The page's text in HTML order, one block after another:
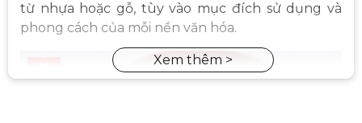
từ nhựa hoặc gỗ, tùy vào mục đích sử dụng và
phong cách của mỗi nền văn hóa.